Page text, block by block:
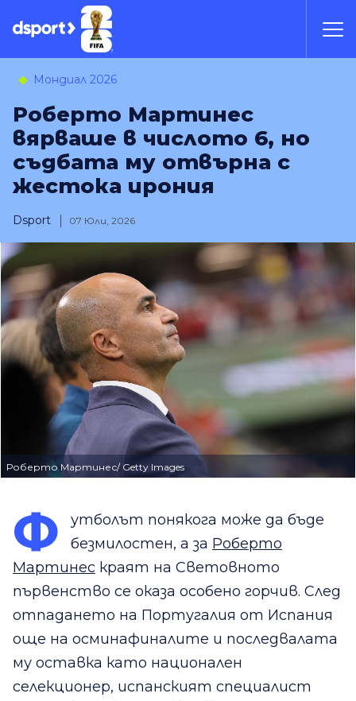
Мондиал 2026
Роберто Мартинес
вярваше в числото 6, но
съдбата му отвърна с
жестока ирония
Dsport 07 Юли, 2026
Роберто Мартинес/ Getty Images
Ф
утболът понякога може да бъде
безмилостен, а за Роберто
Мартинес краят на Световното
първенство се оказа особено горчив. След
отпадането на Португалия от Испания
още на осминафиналите и последвалата
му оставка като национален
селекционер, испанският специалист